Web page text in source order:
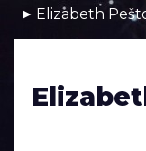
▸ Elizabeth